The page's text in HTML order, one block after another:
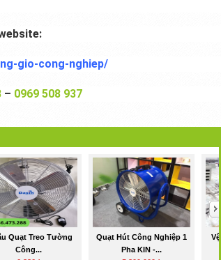
gio-cong-nghiep/
– 0969 508 937
Quạt Treo Tường
Công...
Quạt Hút Công Nghiệp 1
Pha KIN -...